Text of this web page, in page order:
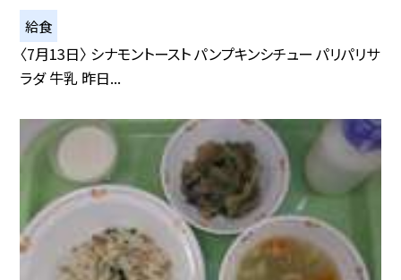
給食
〈7月13日〉 シナモントースト パンプキンシチュー パリパリサ
ラダ 牛乳 昨日...